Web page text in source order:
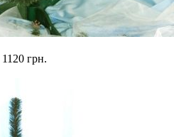
1120 грн.